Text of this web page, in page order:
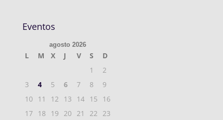
Eventos
agosto 2026
L M X J V S
D
1
2
3
4 5 6 7 8
9
10
11 12 13 14 15
16
17
18 19 20 21 22
23